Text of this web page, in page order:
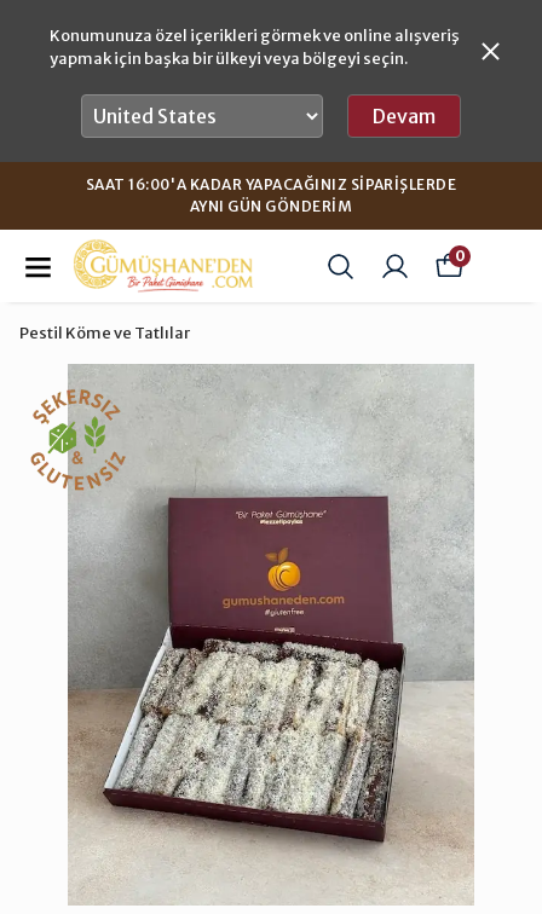
Konumunuza özel içerikleri görmek ve online alışveriş
yapmak için başka bir ülkeyi veya bölgeyi seçin.
Devam
SAAT 16:00'A KADAR YAPACAĞINIZ SIPARIŞLERDE
AYNI GÜN GÖNDERIM
0
Pestil Köme ve Tatlılar